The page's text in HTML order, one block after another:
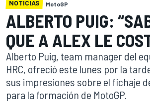
NOTICIAS MotoGP
ALBERTO PUIG:
QUE A ALEX LE
Alberto Puig, team manager del
HRC, ofreció este lunes por la
sus impresiones sobre el fichaje
para la formación de MotoGP.